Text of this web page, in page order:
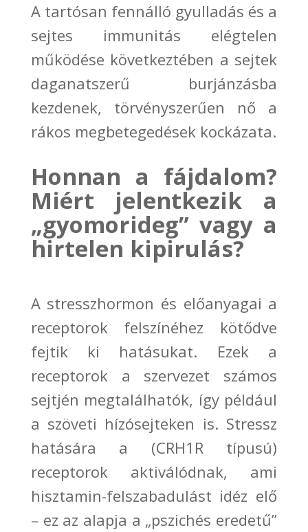
A tartósan fennálló gyulladás és a
sejtes immunitás elégtelen
működése következtében a sejtek
daganatszerű burjánzásba
kezdenek, törvényszerűen nő a
rákos megbetegedések kockázata.
Honnan a fájdalom?
Miért jelentkezik a
„gyomorideg” vagy a
hirtelen kipirulás?
A stresszhormon és előanyagai a
receptorok felszínéhez kötődve
fejtik ki hatásukat. Ezek a
receptorok a szervezet számos
sejtjén megtalálhatók, így például
a szöveti hízósejteken is. Stressz
hatására a (CRH1R típusú)
receptorok aktiválódnak, ami
hisztamin-felszabadulást idéz elő
– ez az alapja a „pszichés eredetű”